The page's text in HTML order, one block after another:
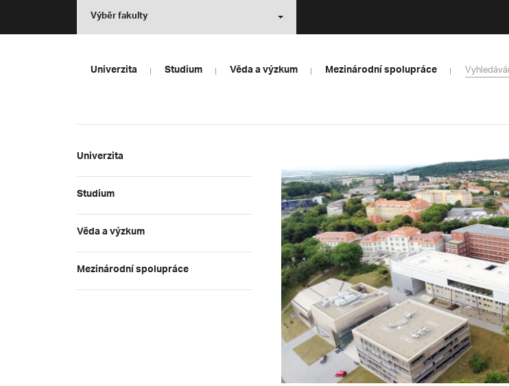
Výběr fakulty
Univerzita Studium Věda a výzkum Mezinárodní spolupráce
Univerzita
Studium
Věda a výzkum
Mezinárodní spolupráce